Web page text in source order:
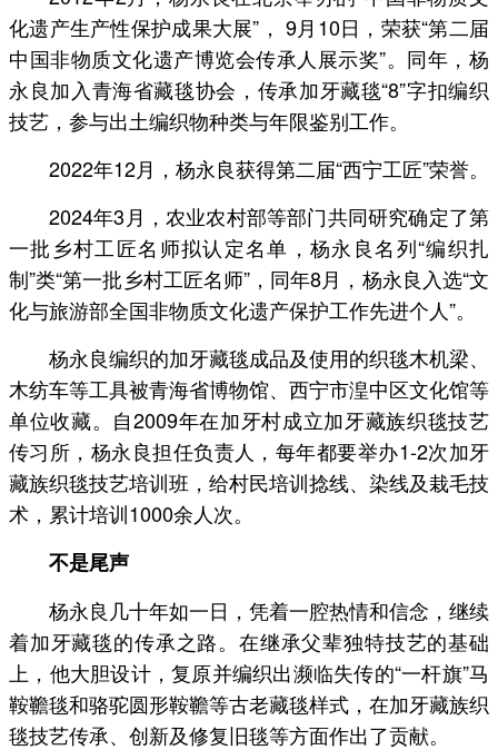
化遗产生产性保护成果大展”， 9月10日，荣获“第二届
中国非物质文化遗产博览会传承人展示奖”。同年，杨
永良加入青海省藏毯协会，传承加牙藏毯“8”字扣编织
技艺，参与出土编织物种类与年限鉴别工作。
2022年12月，杨永良获得第二届“西宁工匠”荣誉。
2024年3月，农业农村部等部门共同研究确定了第
一批乡村工匠名师拟认定名单，杨永良名列“编织扎
制”类“第一批乡村工匠名师”，同年8月，杨永良入选“文
化与旅游部全国非物质文化遗产保护工作先进个人”。
杨永良编织的加牙藏毯成品及使用的织毯木机梁、
木纺车等工具被青海省博物馆、西宁市湟中区文化馆等
单位收藏。自2009年在加牙村成立加牙藏族织毯技艺
传习所，杨永良担任负责人，每年都要举办1-2次加牙
藏族织毯技艺培训班，给村民培训捻线、染线及栽毛技
术，累计培训1000余人次。
不是尾声
杨永良几十年如一日，凭着一腔热情和信念，继续
着加牙藏毯的传承之路。在继承父辈独特技艺的基础
上，他大胆设计，复原并编织出濒临失传的“一杆旗”马
鞍韂毯和骆驼圆形鞍韂等古老藏毯样式，在加牙藏族织
毯技艺传承、创新及修复旧毯等方面作出了贡献。